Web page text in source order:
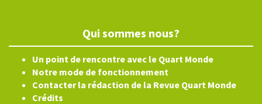
Qui sommes nous?
Un point de rencontre avec le Quart Monde
Notre mode de fonctionnement
Contacter la rédaction de la Revue Quart Monde
Crédits